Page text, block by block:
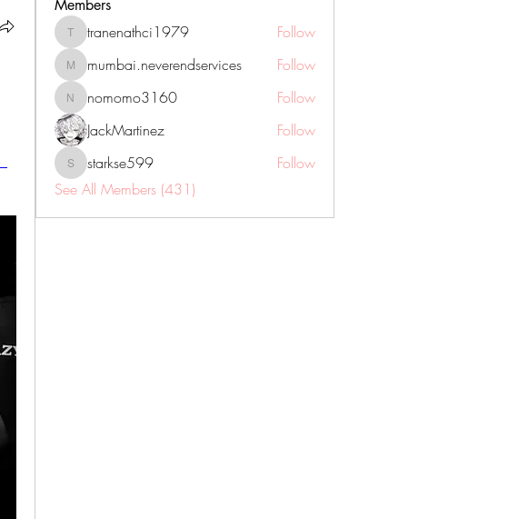
Members
tranenathci1979
tranenathci1979 Follow
mumbai.neverendservices
mumbai.neverendservices Follow
nomomo3160
nomomo3160
Follow
JackMartinez
Follow
starkse599
starkse599
Follow
See All Members (431)